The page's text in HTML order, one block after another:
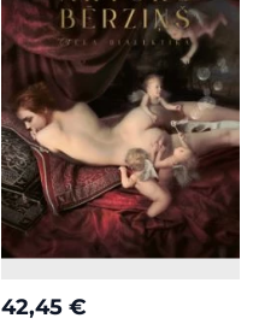
42,45 €